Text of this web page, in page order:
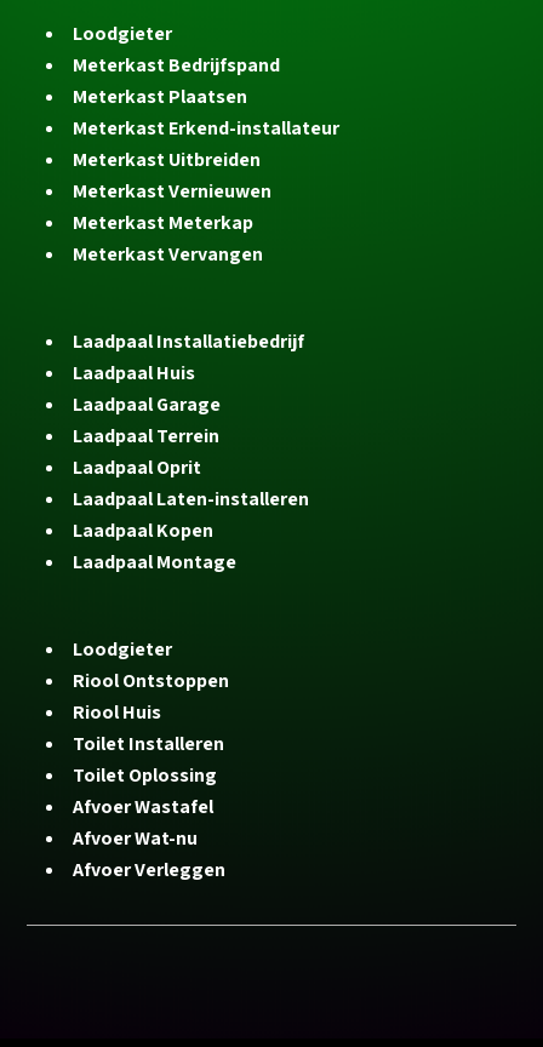
Loodgieter
Meterkast Bedrijfspand
Meterkast Plaatsen
Meterkast Erkend-installateur
Meterkast Uitbreiden
Meterkast Vernieuwen
Meterkast Meterkap
Meterkast Vervangen
Laadpaal Installatiebedrijf
Laadpaal Huis
Laadpaal Garage
Laadpaal Terrein
Laadpaal Oprit
Laadpaal Laten-installeren
Laadpaal Kopen
Laadpaal Montage
Loodgieter
Riool Ontstoppen
Riool Huis
Toilet Installeren
Toilet Oplossing
Afvoer Wastafel
Afvoer Wat-nu
Afvoer Verleggen